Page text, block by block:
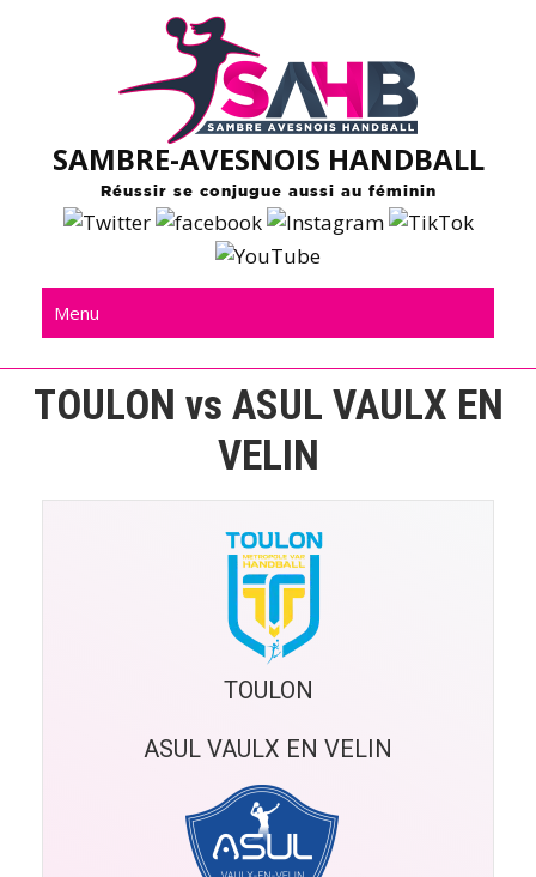
SAMBRE-AVESNOIS HANDBALL
Réussir se conjugue aussi au féminin
Menu
TOULON vs ASUL VAULX EN
VELIN
TOULON
ASUL VAULX EN VELIN